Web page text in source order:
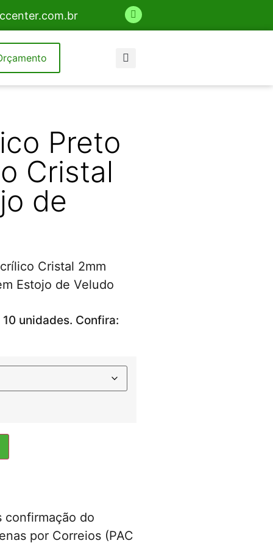
Preto
Cristal
de
Cristal 2mm
Estojo de Veludo
unidades. Confira:
confirmação do
por Correios (PAC